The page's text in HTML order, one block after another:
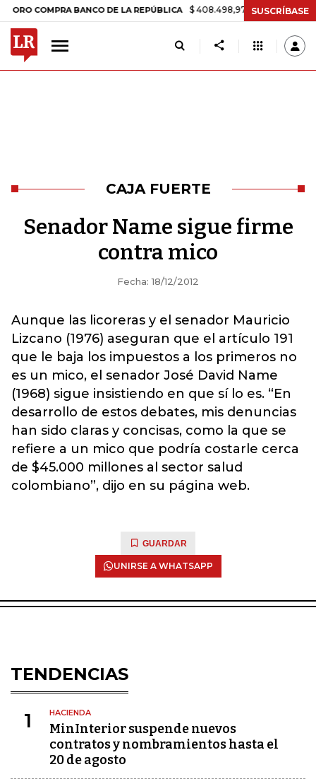
COMPRA BANCO DE LA REPÚBLICA $ 408.498,97 +$ 8.753,81 +2,19%
SUSCRÍBASE
CAJA FUERTE
Senador Name sigue firme
contra mico
Fecha: 18/12/2012
Aunque las licoreras y el senador Mauricio
Lizcano (1976) aseguran que el artículo 191
que le baja los impuestos a los primeros no
es un mico, el senador José David Name
(1968) sigue insistiendo en que sí lo es. “En
desarrollo de estos debates, mis denuncias
han sido claras y concisas, como la que se
refiere a un mico que podría costarle cerca
de $45.000 millones al sector salud
colombiano”, dijo en su página web.
GUARDAR
UNIRSE A WHATSAPP
TENDENCIAS
1 HACIENDA
MinInterior suspende nuevos
contratos y nombramientos hasta el
20 de agosto